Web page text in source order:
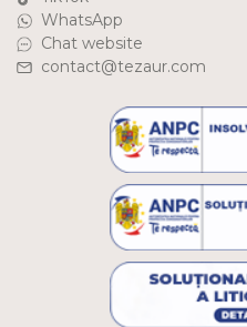
WhatsApp
Chat website
contact@tezaur.com